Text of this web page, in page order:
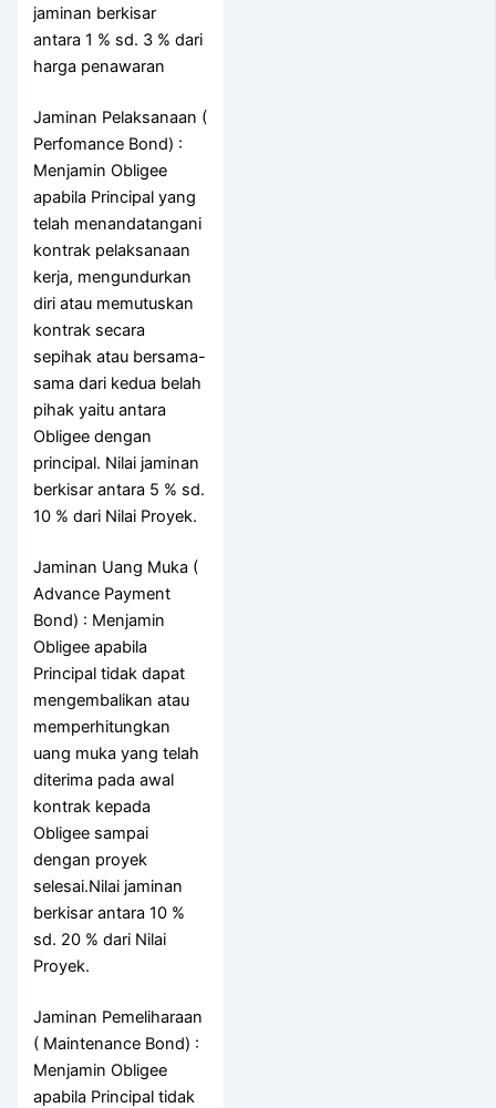
jaminan berkisar
antara 1 % sd. 3 % dari
harga penawaran
Jaminan Pelaksanaan (
Perfomance Bond) :
Menjamin Obligee
apabila Principal yang
telah menandatangani
kontrak pelaksanaan
kerja, mengundurkan
diri atau memutuskan
kontrak secara
sepihak atau bersama-
sama dari kedua belah
pihak yaitu antara
Obligee dengan
principal. Nilai jaminan
berkisar antara 5 % sd.
10 % dari Nilai Proyek.
Jaminan Uang Muka (
Advance Payment
Bond) : Menjamin
Obligee apabila
Principal tidak dapat
mengembalikan atau
memperhitungkan
uang muka yang telah
diterima pada awal
kontrak kepada
Obligee sampai
dengan proyek
selesai.Nilai jaminan
berkisar antara 10 %
sd. 20 % dari Nilai
Proyek.
Jaminan Pemeliharaan
( Maintenance Bond) :
Menjamin Obligee
apabila Principal tidak